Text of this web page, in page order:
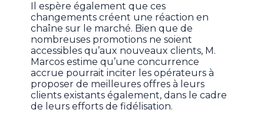
Il espère également que ces
changements créent une réaction en
chaîne sur le marché. Bien que de
nombreuses promotions ne soient
accessibles qu’aux nouveaux clients, M.
Marcos estime qu’une concurrence
accrue pourrait inciter les opérateurs à
proposer de meilleures offres à leurs
clients existants également, dans le cadre
de leurs efforts de fidélisation.